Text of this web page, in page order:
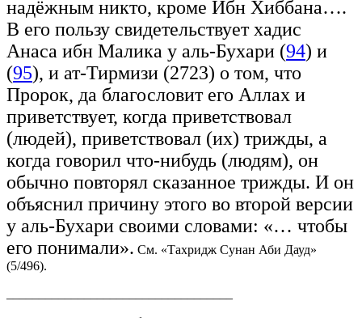
надёжным никто, кроме Ибн Хиббана….
В его пользу свидетельствует хадис
Анаса ибн Малика у аль-Бухари (94) и
(95), и ат-Тирмизи (2723) о том, что
Пророк, да благословит его Аллах и
приветствует, когда приветствовал
(людей), приветствовал (их) трижды, а
когда говорил что-нибудь (людям), он
обычно повторял сказанное трижды. И он
объяснил причину этого во второй версии
у аль-Бухари своими словами: «… чтобы
его понимали». См. «Тахридж Сунан Аби Дауд»
(5/496).